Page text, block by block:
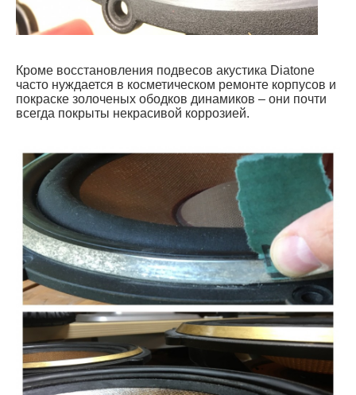
Кроме восстановления подвесов акустика Diatone
часто нуждается в косметическом ремонте корпусов и
покраске золоченых ободков динамиков – они почти
всегда покрыты некрасивой коррозией.